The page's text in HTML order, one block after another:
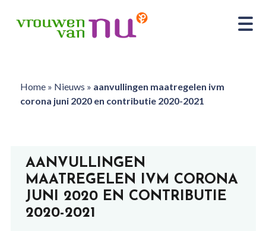
Home» Nieuws » aanvullingen maatregelen ivm
corona juni 2020 en contributie 2020-2021
AANVULLINGEN
MAATREGELEN IVM CORONA
JUNI 2020 EN CONTRIBUTIE
2020-2021